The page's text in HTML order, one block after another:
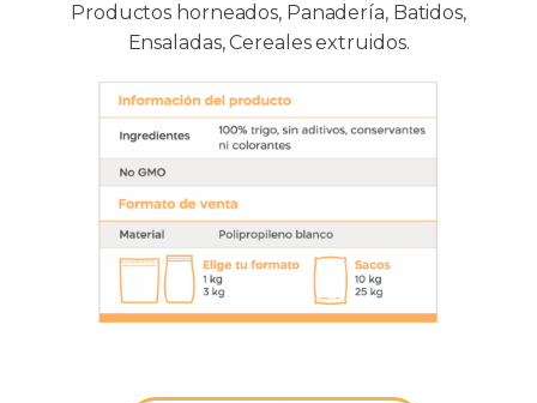
Productos horneados, Panadería, Batidos,
Ensaladas, Cereales extruidos.